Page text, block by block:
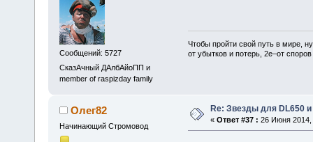
Сообщений: 5727
СказАчный ДАлбАйоПП и
member of raspizday family
Чтобы пройти свой путь в мире,
от убытков и потерь, 2е–от
Олег82
Начинающий Стромовод
Re: Звезды для DL650 и
« Ответ #37 : 26 Июня 2014,